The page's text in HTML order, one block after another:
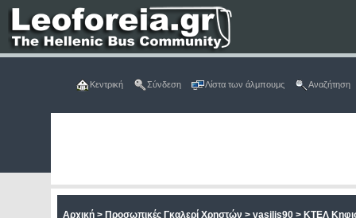
Κεντρική Σύνδεση Λίστα των άλμπουμς Αναζήτηση
Αρχική> Προσωπικές Γκαλερί Χρηστών > vasilis90> ΚΤΕΛ